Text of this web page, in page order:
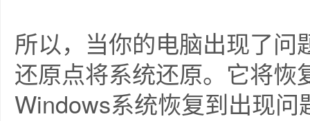
所以，当你的电脑出现了
还原点将系统还原。它将
Windows系统恢复到出现问